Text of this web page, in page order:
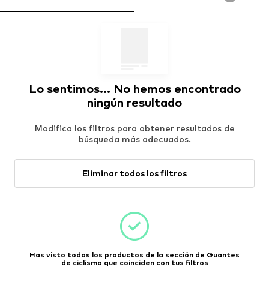
Lo sentimos... No hemos encontrado
ningún resultado
Modifica los filtros para obtener resultados de
búsqueda más adecuados.
Eliminar todos los filtros
Has visto todos los productos de la sección de Guantes
de ciclismo que coinciden con tus filtros